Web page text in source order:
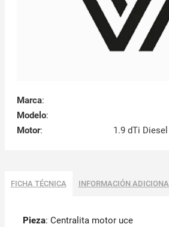
Marca:
Modelo:
Motor: 1.9 dTi
FICHA TÉCNICA INFORMACIÓN
Pieza: Centralita motor uce